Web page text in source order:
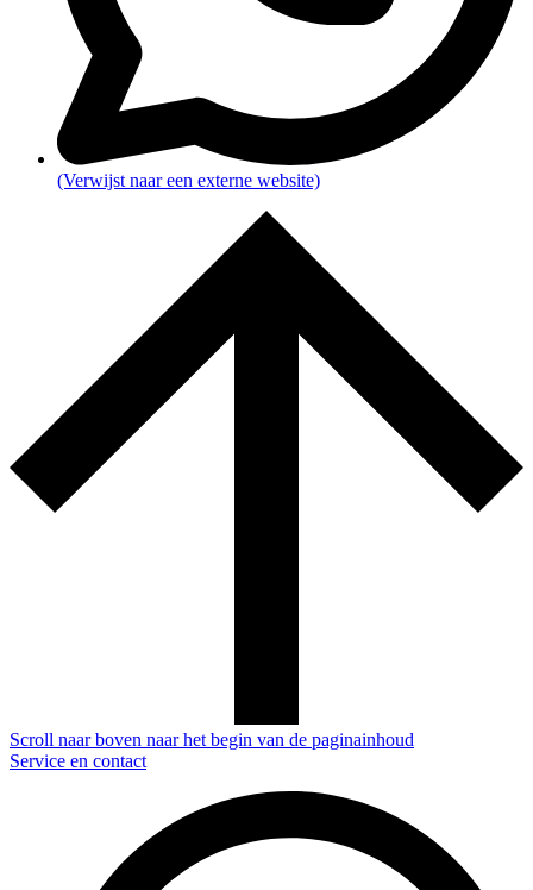
(Verwijst naar een externe website)
Scroll naar boven naar het begin van de paginainhoud
Service en contact